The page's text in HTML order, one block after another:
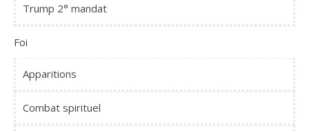
Trump 2° mandat
Foi
Apparitions
Combat spirituel